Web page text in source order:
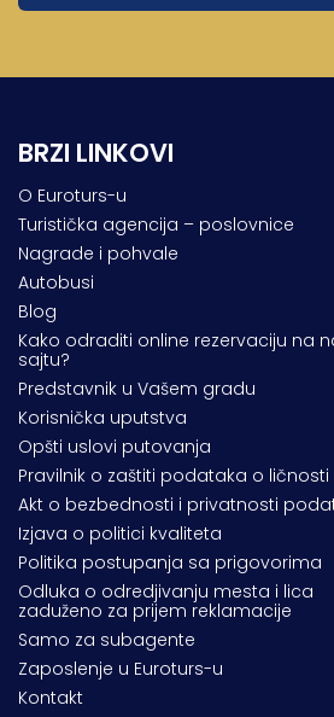
BRZI LINKOVI
O Euroturs-u
Turistička agencija – poslovnice
Nagrade i pohvale
Autobusi
Blog
Kako odraditi online rezervaciju na
sajtu?
Predstavnik u Vašem gradu
Korisnička uputstva
Opšti uslovi putovanja
Pravilnik o zaštiti podataka o ličnosti
Akt o bezbednosti i privatnosti
Izjava o politici kvaliteta
Politika postupanja sa prigovorima
Odluka o odredjivanju mesta i lica
zaduženo za prijem reklamacije
Samo za subagente
Zaposlenje u Euroturs-u
Kontakt